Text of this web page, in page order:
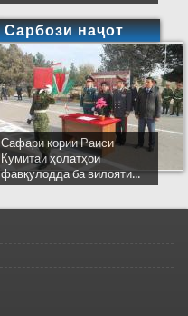
Сарбози наҷот
Сафари кории Раиси
Кумитаи ҳолатҳои
фавқулодда ба вилояти...